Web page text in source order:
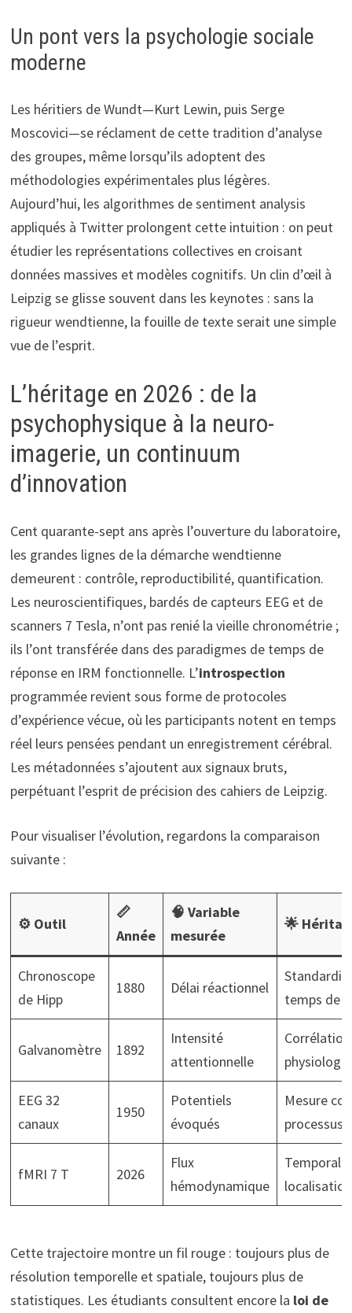
Un pont vers la psychologie sociale
moderne
Les héritiers de Wundt—Kurt Lewin, puis Serge
Moscovici—se réclament de cette tradition d’analyse
des groupes, même lorsqu’ils adoptent des
méthodologies expérimentales plus légères.
Aujourd’hui, les algorithmes de sentiment analysis
appliqués à Twitter prolongent cette intuition : on peut
étudier les représentations collectives en croisant
données massives et modèles cognitifs. Un clin d’œil à
Leipzig se glisse souvent dans les keynotes : sans la
rigueur wendtienne, la fouille de texte serait une simple
vue de l’esprit.
L’héritage en 2026 : de la
psychophysique à la neuro-
imagerie, un continuum
d’innovation
Cent quarante-sept ans après l’ouverture du laboratoire,
les grandes lignes de la démarche wendtienne
demeurent : contrôle, reproductibilité, quantification.
Les neuroscientifiques, bardés de capteurs EEG et de
scanners 7 Tesla, n’ont pas renié la vieille chronométrie ;
ils l’ont transférée dans des paradigmes de temps de
réponse en IRM fonctionnelle. L’introspection
programmée revient sous forme de protocoles
d’expérience vécue, où les participants notent en temps
réel leurs pensées pendant un enregistrement cérébral.
Les métadonnées s’ajoutent aux signaux bruts,
perpétuant l’esprit de précision des cahiers de Leipzig.
Pour visualiser l’évolution, regardons la comparaison
suivante :
⚙️ Outil
📏
Année
🧠 Variable
mesurée
🌟
Chronoscope
de Hipp
1880 Délai réactionnel
temps de
Galvanomètre 1892
Intensité
attentionnelle
Corrélation
EEG 32
canaux
1950
Potentiels
évoqués
Mesure
processus
fMRI 7 T 2026
Flux
hémodynamique
localisation
Cette trajectoire montre un fil rouge : toujours plus de
résolution temporelle et spatiale, toujours plus de
statistiques. Les étudiants consultent encore la loi de